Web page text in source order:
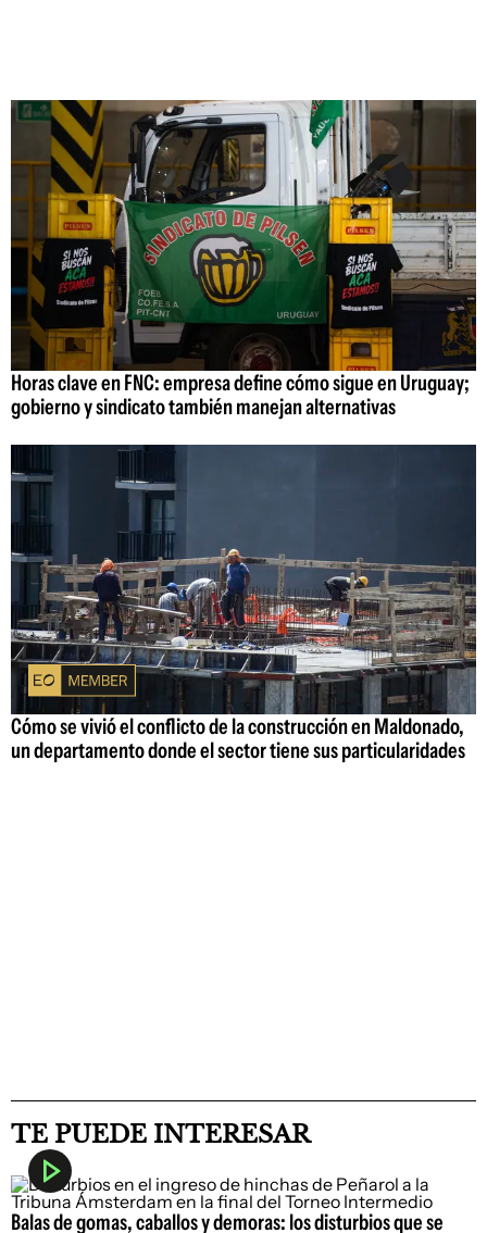
Horas clave en FNC: empresa define cómo sigue en Uruguay;
gobierno y sindicato también manejan alternativas
Cómo se vivió el conflicto de la construcción en Maldonado,
un departamento donde el sector tiene sus particularidades
TE PUEDE INTERESAR
Balas de gomas, caballos y demoras: los disturbios que se